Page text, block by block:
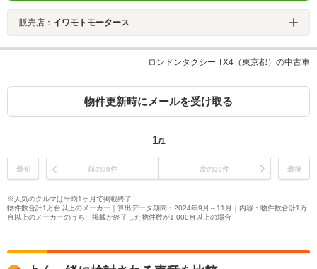
販売店： イワモトモータース
ロンドンタクシー TX4（東京都）の中古車
物件更新時にメールを受け取る
1/1
最初 前の30件 次の30件 最後
※人気のクルマは平均1ヶ月で掲載終了
物件数合計1万台以上のメーカー｜算出データ期間：2024年9月～11月｜内容：物件数合計1万
台以上のメーカーのうち、掲載が終了した物件数が1,000台以上の場合